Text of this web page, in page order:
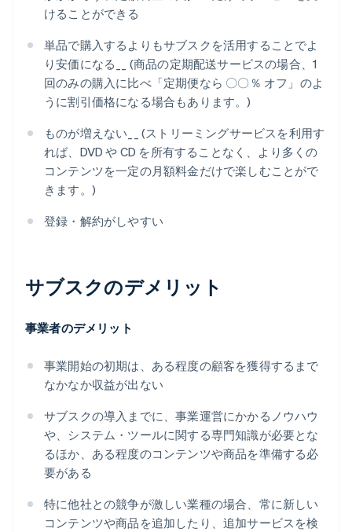
けることができる
単品で購入するよりもサブスクを活用することでよ
り安価になる__ (商品の定期配送サービスの場合、1
回のみの購入に比べ「定期便なら 〇〇％ オフ」のよ
うに割引価格になる場合もあります。)
ものが増えない__ (ストリーミングサービスを利用す
れば、DVD や CD を所有することなく、より多くの
コンテンツを一定の月額料金だけで楽しむことがで
きます。)
登録・解約がしやすい
サブスクのデメリット
事業者のデメリット
事業開始の初期は、ある程度の顧客を獲得するまで
なかなか収益が出ない
サブスクの導入までに、事業運営にかかるノウハウ
や、システム・ツールに関する専門知識が必要とな
るほか、ある程度のコンテンツや商品を準備する必
要がある
特に他社との競争が激しい業種の場合、常に新しい
コンテンツや商品を追加したり、追加サービスを検